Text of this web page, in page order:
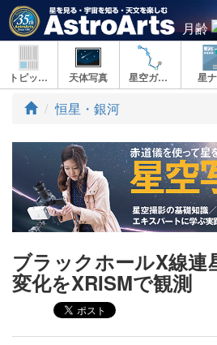
月齢
トピックス 天体写真 星空ガイド 星
ト
プ
恒星・銀河
ブラックホールX線
変化をXRISMで観測